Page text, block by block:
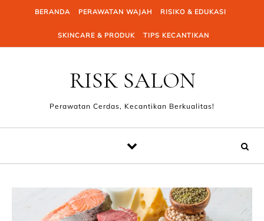
Skip to content
BERANDA PERAWATAN WAJAH RISIKO & EDUKASI
SKINCARE & PRODUK TIPS KECANTIKAN
RISK SALON
Perawatan Cerdas, Kecantikan Berkualitas!